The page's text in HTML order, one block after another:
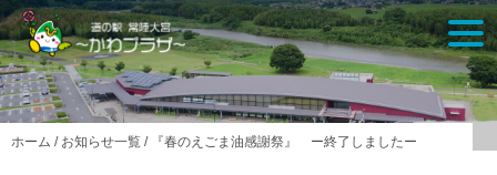
Skip
to
content
ホーム / お知らせ一覧 / 『春のえごま油感謝祭』 ー終了しましたー